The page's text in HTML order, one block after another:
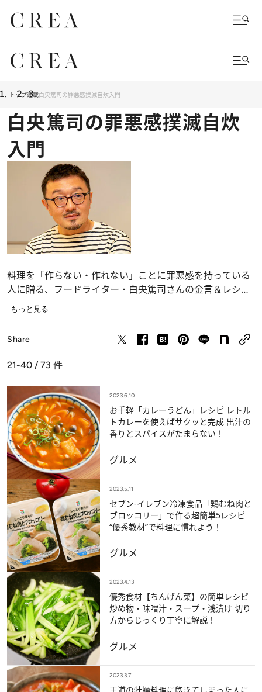
トップ連載白央篤司の罪悪感撲滅自炊入門
白央篤司の罪悪感撲滅自炊
入門
料理を「作らない・作れない」ことに罪悪感を持っている
人に贈る、フードライター・白央篤司さんの金言＆レシ
ピ。冷凍食品にちょい足しするのも立派な自炊。簡単なこ
もっと見る
Share
21-40 / 73 件
2023.6.10
お手軽「カレーうどん」レシピ レトル
トカレーを使えばサクッと完成 出汁の
香りとスパイスがたまらない！
グルメ
2023.5.11
セブン-イレブン冷凍食品「鶏むね肉と
ブロッコリー」で作る超簡単5レシピ
“優秀教材”で料理に慣れよう！
グルメ
2023.4.13
優秀食材【ちんげん菜】の簡単レシピ
炒め物・味噌汁・スープ・浅漬け 切り
方からじっくり丁寧に解説！
グルメ
2023.3.7